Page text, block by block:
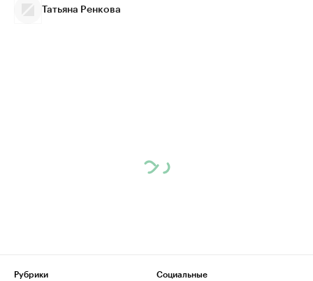
Татьяна Ренкова
Рубрики
Социальные